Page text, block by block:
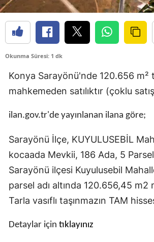
Okunma Süresi: 1 dk
Konya Sarayönü'nde 120.656 m²
mahkemeden satılıktır (çoklu
ilan.gov.tr'de yayınlanan ilana göre;
Sarayönü İlçe, KUYULUSEBİL
kocaada Mevkii, 186 Ada, 5
Sarayönü ilçesi Kuyulusebil
parsel adı altında 120.656,45 m2
Tarla vasıflı taşınmazın TAM
Detaylar için tıklayınız